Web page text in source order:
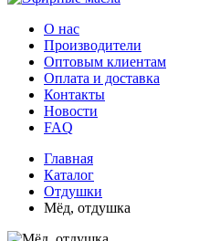
О нас
Производители
Оптовым клиентам
Оплата и доставка
Контакты
Новости
FAQ
Главная
Каталог
Отдушки
Мёд, отдушка